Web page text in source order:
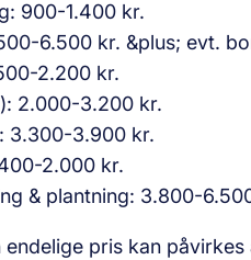
900-1.400 kr.
6.500 kr. &plus; evt.
2.200 kr.
2.000-3.200 kr.
3.300-3.900 kr.
2.000 kr.
& plantning: 3.800-
endelige pris kan